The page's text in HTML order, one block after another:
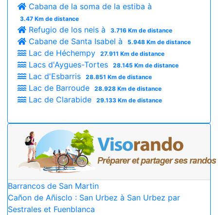
Cabana de la soma de la estiba à
3.47 Km de distance
Refugio de los neis à 3.716 Km de distance
Cabane de Santa Isabel à 5.948 Km de distance
Lac de Héchempy 27.911 Km de distance
Lacs d'Aygues-Tortes 28.145 Km de distance
Lac d'Esbarris 28.851 Km de distance
Lac de Barroude 28.928 Km de distance
Lac de Clarabide 29.133 Km de distance
Barrancos de San Martin
Cañon de Añisclo : San Urbez à San Urbez par
Sestrales et Fuenblanca